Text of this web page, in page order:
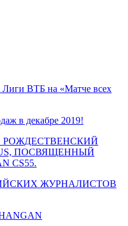
Лиги ВТБ на «Матче всех
в декабре 2019!
РОЖДЕСТВЕНСКИЙ
ПОСВЯЩЕННЫЙ
CS55.
ЖУРНАЛИСТОВ